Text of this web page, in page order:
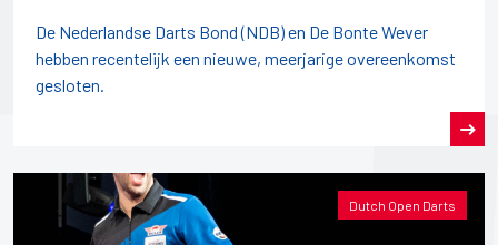
De Nederlandse Darts Bond (NDB) en De Bonte Wever
hebben recentelijk een nieuwe, meerjarige overeenkomst
gesloten.
Dutch Open Darts